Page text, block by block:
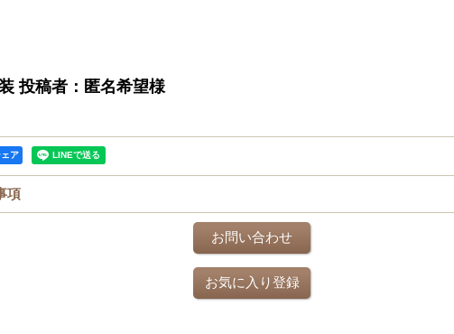
投稿者：匿名希望様
ア
項
お問い合わせ
お気に入り登録